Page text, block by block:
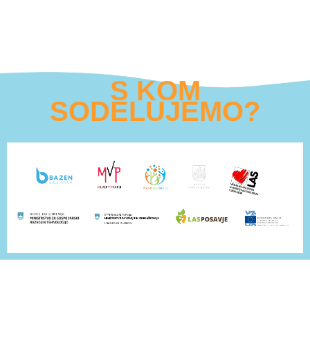
S KOM
SODELUJEMO?